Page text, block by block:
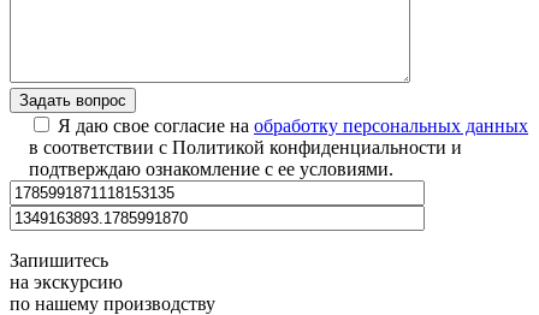
Я даю свое согласие на обработку персональных данных
в соответствии с Политикой конфиденциальности и
подтверждаю ознакомление с ее условиями.
Запишитесь
на экскурсию
по нашему производству